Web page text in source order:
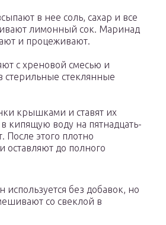
в нее соль, сахар и все
лимонный сок. Маринад
и процеживают.
с хреновой смесью и
стерильные стеклянные
крышками и ставят их
кипящую воду на пятнадцать-
После этого плотно
оставляют до полного
используется без добавок, но
со свеклой в